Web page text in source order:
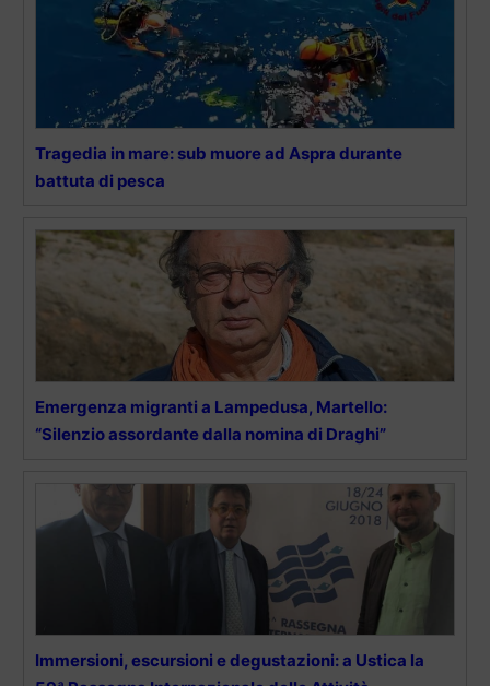
Tragedia in mare: sub muore ad Aspra durante
battuta di pesca
Emergenza migranti a Lampedusa, Martello:
“Silenzio assordante dalla nomina di Draghi”
Immersioni, escursioni e degustazioni: a Ustica la